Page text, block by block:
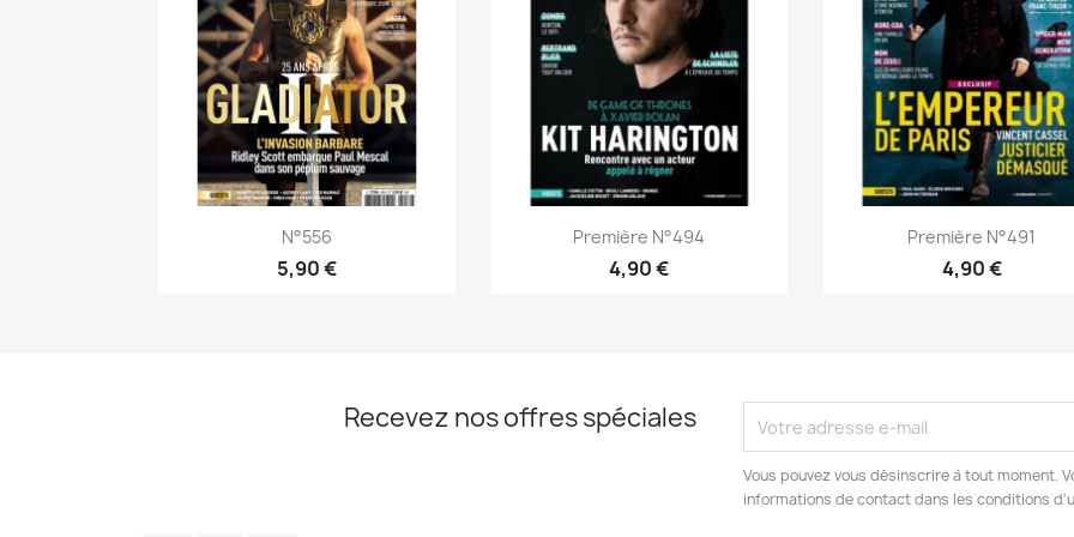
Aperçu rapide
N°556
5,90 €
Aperçu rapide
Première N°494
4,90 €
Aperçu rapide
Première N°491
4,90 €
Recevez nos offres spéciales
Vous pouvez vous désinscrire à tout moment.
informations de contact dans les conditions